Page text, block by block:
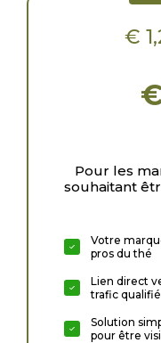
€
Pour les
souhaitant
Votre
pros du thé
Lien direct
trafic qualifié
Solution
pour être